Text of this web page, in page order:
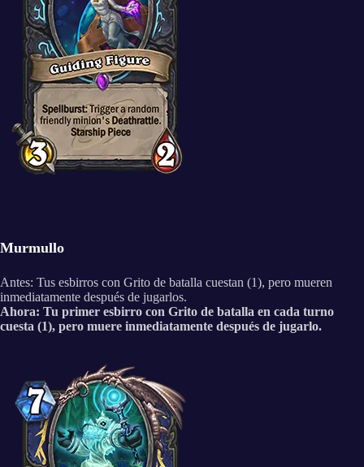
Murmullo
Antes: Tus esbirros con Grito de batalla cuestan (1), pero mueren
inmediatamente después de jugarlos.
Ahora: Tu primer esbirro con Grito de batalla en cada turno
cuesta (1), pero muere inmediatamente después de jugarlo.